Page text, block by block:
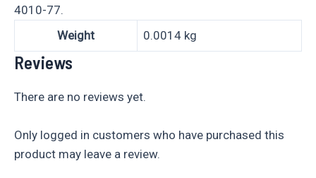
4010-77.
Weight
0.0014 kg
Reviews
There are no reviews yet.
Only logged in customers who have purchased this
product may leave a review.